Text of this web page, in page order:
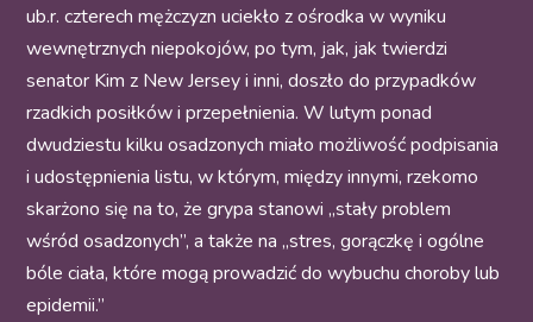
ub.r. czterech mężczyzn uciekło z ośrodka w wyniku
wewnętrznych niepokojów, po tym, jak, jak twierdzi
senator Kim z New Jersey i inni, doszło do przypadków
rzadkich posiłków i przepełnienia. W lutym ponad
dwudziestu kilku osadzonych miało możliwość podpisania
i udostępnienia listu, w którym, między innymi, rzekomo
skarżono się na to, że grypa stanowi „stały problem
wśród osadzonych”, a także na „stres, gorączkę i ogólne
bóle ciała, które mogą prowadzić do wybuchu choroby lub
epidemii.”